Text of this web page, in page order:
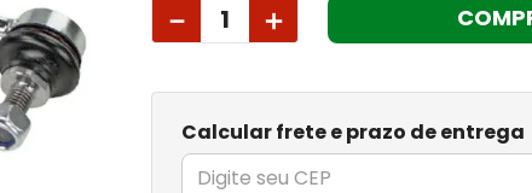
＋
－
Calcular frete e prazo de entrega